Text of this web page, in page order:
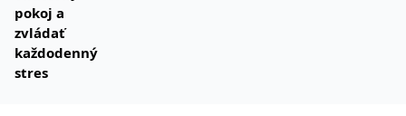
pokoj a
zvládať
každodenný
stres